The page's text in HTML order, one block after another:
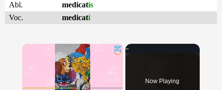
Abl.
medicatis
Voc.
medicati
×
Now Playing